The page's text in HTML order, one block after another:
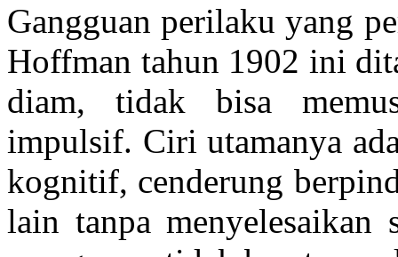
Gangguan perilaku yang
Hoffman tahun 1902 ini
diam, tidak bisa
impulsif. Ciri utamanya
kognitif, cenderung
lain tanpa menyelesaikan